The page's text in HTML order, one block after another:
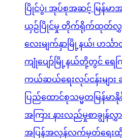
ပြိုင်ပွဲ၊ အုပ်စုအဆင့် မြန်မ
ယှဉ်ပြိုင်မှု တိုက်ရိုက်ထုတ်လွှ
လေးမျက်နှာမြို့နယ်၊ ဟင်္သ
ကျုံပျော်မြို့နယ်တို့တွင် ရေက
ကယ်ဆယ်ရေးလုပ်ငန်းမျ
ပြည်ထောင်စုသမ္မတမြန်မာ
အကြား နားလည်မှုစာချွန်လွှ
အပြန်အလှန်လက်မှတ်ရေ